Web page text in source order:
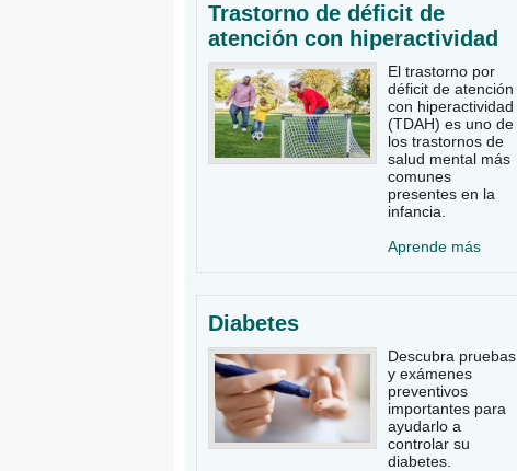
Trastorno de déficit de
atención con hiperactividad
El trastorno por
déficit de atención
con hiperactividad
(TDAH) es uno de
los trastornos de
salud mental más
comunes
presentes en la
infancia.
Aprende más
Diabetes
Descubra pruebas
y exámenes
preventivos
importantes para
ayudarlo a
controlar su
diabetes.